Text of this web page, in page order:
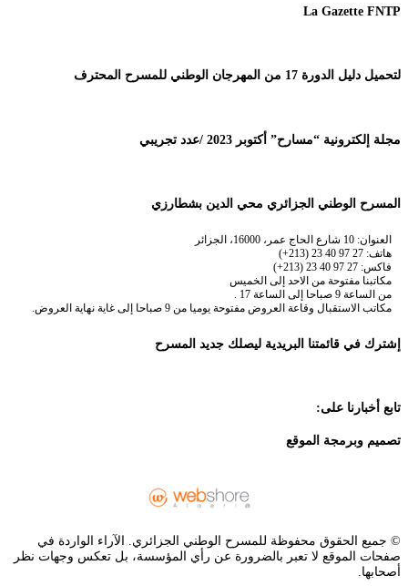
La Gazette FNTP
لتحميل دليل الدورة 17 من المهرجان الوطني للمسرح المحترف
مجلة إلكترونية “مسارح” أكتوبر 2023 /عدد تجريبي
المسرح الوطني الجزائري محي الدين بشطارزي
العنوان: 10 شارع الحاج عمر، 16000، الجزائر
هاتف: 27 97 40 23 (213+)
فاكس: 27 97 40 23 (213+)
مكاتبنا مفتوحة من الاحد إلى الخميس
من الساعة 9 صباحا إلى الساعة 17 .
مكاتب الاستقبال وقاعة العروض مفتوحة يوميا من 9 صباحا إلى غاية نهاية العروض.
إشترك في قائمتنا البريدية ليصلك جديد المسرح
تابع أخبارنا على:
تصميم وبرمجة الموقع
© جميع الحقوق محفوظة للمسرح الوطني الجزائري. الآراء الواردة في
صفحات الموقع لا تعبر بالضرورة عن رأي المؤسسة، بل تعكس وجهات نظر
أصحابها.